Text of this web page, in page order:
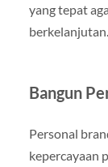
yang tepat
berkelanjutan.
Bangun
Personal
kepercayaan